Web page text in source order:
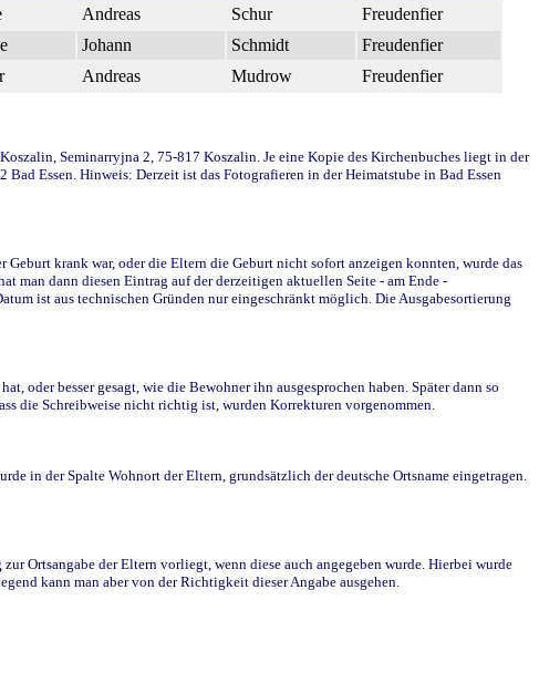
Andreas Schur
Freudenfier
Johann Schmidt
Freudenfier
Andreas Mudrow Freudenfier
Seminarryjna 2, 75-817 Koszalin. Je eine Kopie des Kirchenbuches liegt in der
Essen. Hinweis: Derzeit ist das Fotografieren in der Heimatstube in Bad Essen
krank war, oder die Eltern die Geburt nicht sofort anzeigen konnten, wurde das
man dann diesen Eintrag auf der derzeitigen aktuellen Seite - am Ende -
ist aus technischen Gründen nur eingeschränkt möglich. Die Ausgabesortierung
oder besser gesagt, wie die Bewohner ihn ausgesprochen haben. Später dann so
die Schreibweise nicht richtig ist, wurden Korrekturen vorgenommen.
in der Spalte Wohnort der Eltern, grundsätzlich der deutsche Ortsname eingetragen.
Ortsangabe der Eltern vorliegt, wenn diese auch angegeben wurde. Hierbei wurde
kann man aber von der Richtigkeit dieser Angabe ausgehen.